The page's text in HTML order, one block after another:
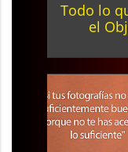
Todo lo
el